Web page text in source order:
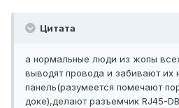
Цитата
а нормальные люди из жопы
выводят провода и забивают их
панель(разумеется помечают
доке),делают разъемчик RJ45-